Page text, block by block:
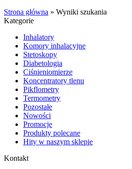
Strona główna » Wyniki szukania
Kategorie
Inhalatory
Komory inhalacyjne
Stetoskopy
Diabetologia
Ciśnieniomierze
Koncentratory tlenu
Pikflometry
Termometry
Pozostałe
Nowości
Promocje
Produkty polecane
Hity w naszym sklepie
Kontakt